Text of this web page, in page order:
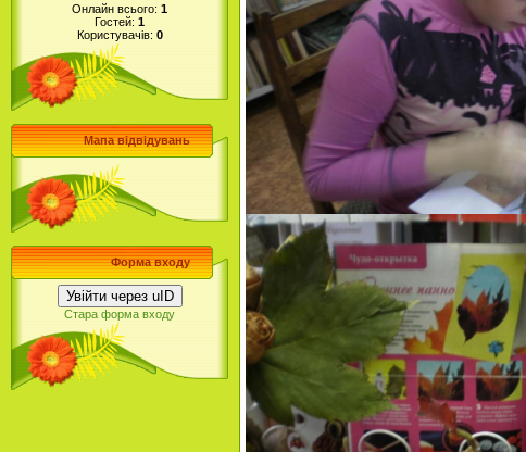
Онлайн всього: 1
Гостей: 1
Користувачів: 0
Мапа відвідувань
Форма входу
Увійти через uID
Стара форма входу